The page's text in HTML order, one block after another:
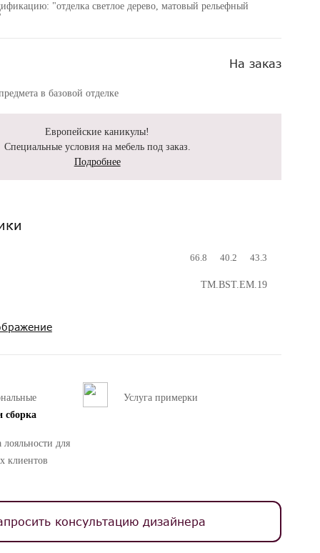
"отделка светлое дерево, матовый рельефный
На заказ
в базовой отделке
Европейские каникулы!
Специальные условия на мебель под заказ.
Подробнее
66.8 40.2 43.3
TM.BST.EM.19
сборка
Услуга примерки
для
клиентов
консультацию дизайнера